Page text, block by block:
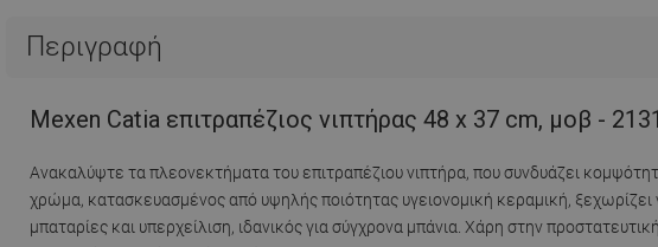
Περιγραφή
Mexen Catia επιτραπέζιος νιπτήρας 48 x 37 cm, μοβ -
Ανακαλύψτε τα πλεονεκτήματα του επιτραπέζιου νιπτήρα, που συνδυάζει
χρώμα, κατασκευασμένος από υψηλής ποιότητας υγειονομική κεραμική,
μπαταρίες και υπερχείλιση, ιδανικός για σύγχρονα μπάνια. Χάρη στην